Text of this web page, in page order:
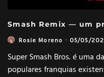
Smash Remix — um
Rosie Moreno · 05/05/
Super Smash Bros. é uma
populares franquias